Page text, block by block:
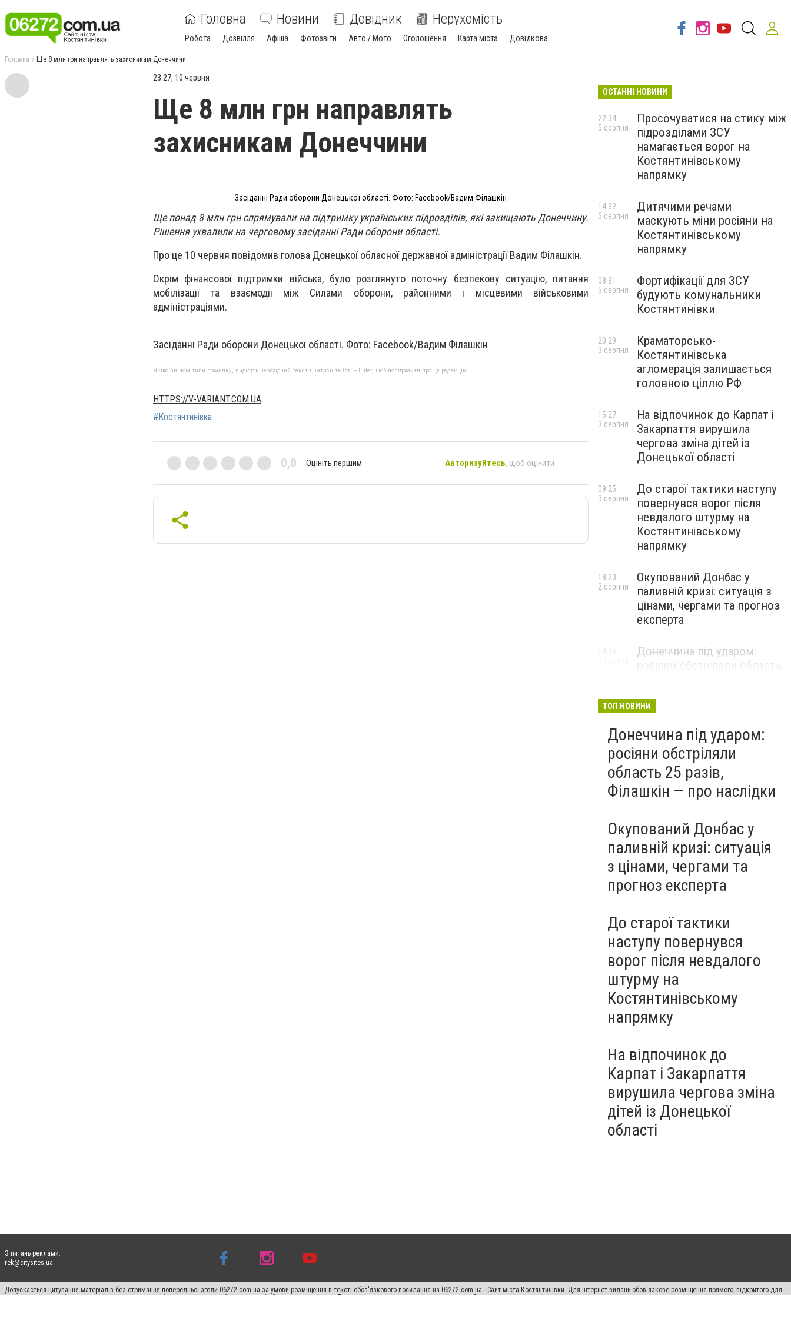
Головна Новини Довідник Нерухомість
Робота Дозвілля Афіша Фотозвіти Авто / Мото Оголошення Карта міста Довідкова
Головна Ще 8 млн грн направлять захисникам Донеччини
23:27, 10 червня
Ще 8 млн грн направлять
захисникам Донеччини
Засіданні Ради оборони Донецької області. Фото: Facebook/Вадим Філашкін
Ще понад 8 млн грн спрямували на підтримку українських підрозділів, які захищають Донеччину.
Рішення ухвалили на черговому засіданні Ради оборони області.
Про це 10 червня повідомив голова Донецької обласної державної адміністрації Вадим Філашкін.
Окрім фінансової підтримки війська, було розглянуто поточну безпекову ситуацію, питання
мобілізації та взаємодії між Силами оборони, районними і місцевими військовими
адміністраціями.
Засіданні Ради оборони Донецької області. Фото: Facebook/Вадим Філашкін
Якщо ви помітили помилку, виділіть необхідний текст і натисніть Ctrl + Enter, щоб повідомити про це редакцію
HTTPS://V-VARIANT.COM.UA
#Костянтинівка
0,0 Оцініть першим Авторизуйтесь, щоб оцінити
ОСТАННІ НОВИНИ
Просочуватися на стику між
підрозділами ЗСУ
намагається ворог на
Костянтинівському
напрямку
22:34
5 серпня
Дитячими речами
маскують міни росіяни на
Костянтинівському
напрямку
14:32
5 серпня
Фортифікації для ЗСУ
будують комунальники
Костянтинівки
08:31
5 серпня
Краматорсько-
Костянтинівська
агломерація залишається
головною ціллю РФ
20:29
3 серпня
На відпочинок до Карпат і
Закарпаття вирушила
чергова зміна дітей із
Донецької області
15:27
3 серпня
До старої тактики наступу
повернувся ворог після
невдалого штурму на
Костянтинівському
напрямку
09:25
3 серпня
Окупований Донбас у
паливній кризі: ситуація з
цінами, чергами та прогноз
експерта
18:23
2 серпня
Донеччина під ударом:
росіяни обстріляли область
ТОП НОВИНИ
Донеччина під ударом:
росіяни обстріляли
область 25 разів,
Філашкін — про наслідки
Окупований Донбас у
паливній кризі: ситуація
з цінами, чергами та
прогноз експерта
До старої тактики
наступу повернувся
ворог після невдалого
штурму на
Костянтинівському
напрямку
На відпочинок до
Карпат і Закарпаття
вирушила чергова зміна
дітей із Донецької
області
З питань реклами:
rek@citysites.ua
Допускається цитування матеріалів без отримання попередньої згоди 06272.com.ua за умови розміщення в тексті обов'язкового посилання на 06272.com.ua - Сайт міста Костянтинівки. Для інтернет-видань обов'язкове розміщення прямого, відкритого для
пошукових систем гіперпосилання на цитовані статті не нижче другого абзацу в тексті або в якості джерела. Порушення виняткових прав переслідується Законом.